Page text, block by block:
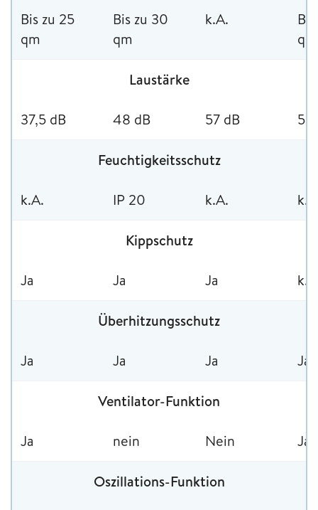
Bis zu 25
qm
Bis zu 30
qm
k.A.
qm
Laustärke
37,5 dB 48 dB 57 dB 50
Feuchtigkeitsschutz
k.A. IP 20 k.A.
Kippschutz
Ja Ja Ja
Überhitzungsschutz
Ja Ja Ja Ja
Ventilator-Funktion
Ja nein Nein Ja
Oszillations-Funktion